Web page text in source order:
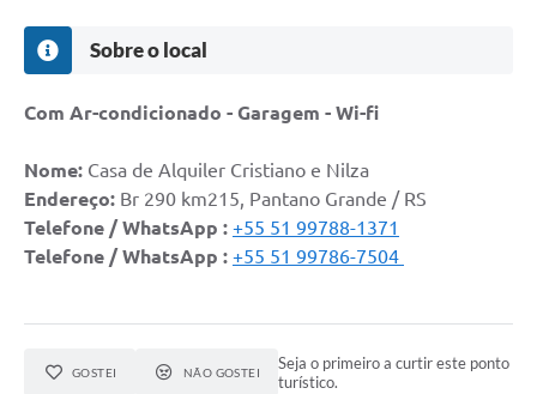
Contato
Galeria de Fotos
Contratos
Audiências Públicas
Notícias
Sobre o local
Com Ar-condicionado - Garagem - Wi-fi
Nome: Casa de Alquiler Cristiano e Nilza
Endereço: Br 290 km215, Pantano Grande / RS
Telefone / WhatsApp : +55 51 99788-1371
Telefone / WhatsApp : +55 51 99786-7504
GOSTEI NÃO GOSTEI
Seja o primeiro a curtir este ponto
turístico.